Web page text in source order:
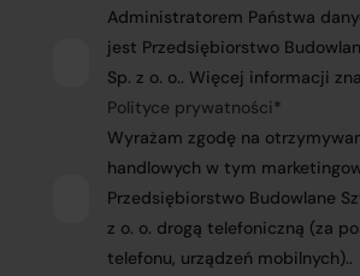
Administratorem Państwa
jest Przedsiębiorstwo
Sp. z o. o.. Więcej informacji
Polityce prywatności*
Wyrażam zgodę na
handlowych w tym
Przedsiębiorstwo Budowlane
z o. o. drogą telefoniczną (za
telefonu, urządzeń mobilnych)..